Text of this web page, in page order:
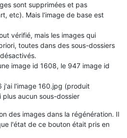
sont supprimées et pas
etc). Mais l'image de base est
vérifié, mais les images qui
toutes dans des sous-dossiers
image id 1608, le 947 image id
j'ai l'image 160.jpg (produit
aucun sous-dossier
des images dans la régénération. Il
l'état de ce bouton était pris en